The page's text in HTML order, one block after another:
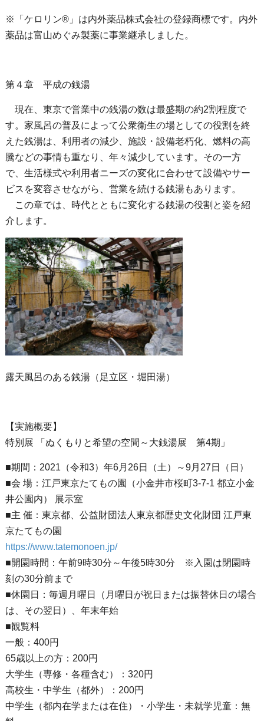
※「ケロリン®」は内外薬品株式会社の登録商標です。内外
薬品は富山めぐみ製薬に事業継承しました。
第４章 平成の銭湯
現在、東京で営業中の銭湯の数は最盛期の約2割程度で
す。家風呂の普及によって公衆衛生の場としての役割を終
えた銭湯は、利用者の減少、施設・設備老朽化、燃料の高
騰などの事情も重なり、年々減少しています。その一方
で、生活様式や利用者ニーズの変化に合わせて設備やサー
ビスを変容させながら、営業を続ける銭湯もあります。
この章では、時代とともに変化する銭湯の役割と姿を紹
介します。
露天風呂のある銭湯（足立区・堀田湯）
【実施概要】
特別展 「ぬくもりと希望の空間～大銭湯展 第4期」
■期間：2021（令和3）年6月26日（土）～9月27日（日）
■会 場：江戸東京たてもの園（小金井市桜町3-7-1 都立小金
井公園内） 展示室
■主 催：東京都、公益財団法人東京都歴史文化財団 江戸東
京たてもの園
https://www.tatemonoen.jp/
■開園時間：午前9時30分～午後5時30分 ※入園は閉園時
刻の30分前まで
■休園日：毎週月曜日（月曜日が祝日または振替休日の場合
は、その翌日）、年末年始
■観覧料
一般：400円
65歳以上の方：200円
大学生（専修・各種含む）：320円
高校生・中学生（都外）：200円
中学生（都内在学または在住）・小学生・未就学児童：無